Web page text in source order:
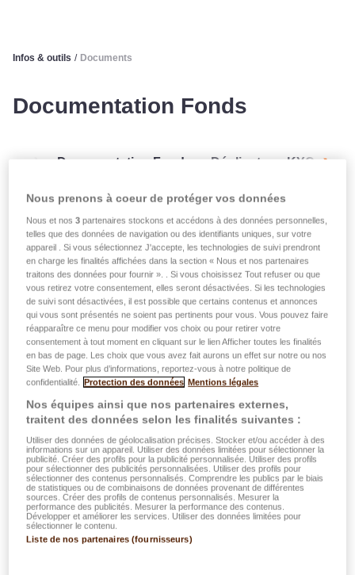
Infos & outils / Documents
Documentation Fonds
CG Documentation Fonds Dépliants KYC
Nous prenons à coeur de protéger vos données
Nous et nos3 partenaires stockons et accédons à des données personnelles,
telles que des données de navigation ou des identifiants uniques, sur votre
appareil . Si vous sélectionnez J'accepte, les technologies de suivi prendront
en charge les finalités affichées dans la section « Nous et nos partenaires
traitons des données pour fournir ». . Si vous choisissez Tout refuser ou que
vous retirez votre consentement, elles seront désactivées. Si les technologies
de suivi sont désactivées, il est possible que certains contenus et annonces
qui vous sont présentés ne soient pas pertinents pour vous. Vous pouvez faire
réapparaître ce menu pour modifier vos choix ou pour retirer votre
consentement à tout moment en cliquant sur le lien Afficher toutes les finalités
en bas de page. Les choix que vous avez fait aurons un effet sur notre ou nos
Site Web. Pour plus d’informations, reportez-vous à notre politique de
confidentialité. Protection des données Mentions légales
Nos équipes ainsi que nos partenaires externes,
traitent des données selon les finalités suivantes :
Utiliser des données de géolocalisation précises. Stocker et/ou accéder à des
informations sur un appareil. Utiliser des données limitées pour sélectionner la
publicité. Créer des profils pour la publicité personnalisée. Utiliser des profils
pour sélectionner des publicités personnalisées. Utiliser des profils pour
sélectionner des contenus personnalisés. Comprendre les publics par le biais
de statistiques ou de combinaisons de données provenant de différentes
sources. Créer des profils de contenus personnalisés. Mesurer la
performance des publicités. Mesurer la performance des contenus.
Développer et améliorer les services. Utiliser des données limitées pour
sélectionner le contenu.
Liste de nos partenaires (fournisseurs)